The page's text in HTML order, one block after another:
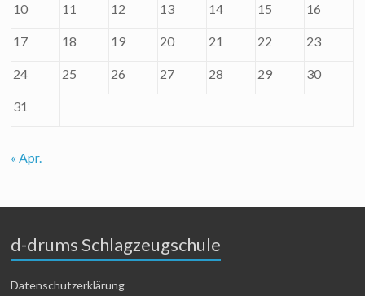
10 11 12 13 14 15 16
17 18 19 20 21 22 23
24 25 26 27 28 29 30
31
« Apr.
d-drums Schlagzeugschule
Datenschutzerklärung